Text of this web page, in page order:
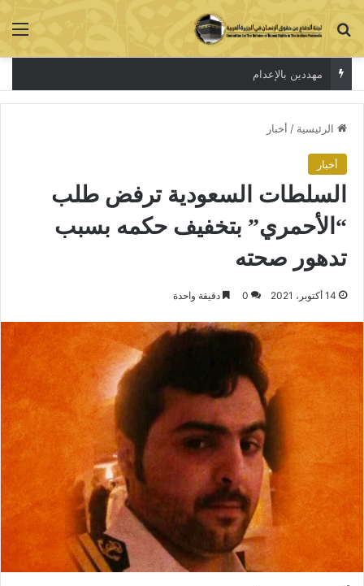
بحث عن
مهددين بالإعدام
الرئيسية / أخبار
أخبار
السلطات السعودية ترفض طلب
“الأحمري” بتخفيف حكمه بسبب
تدهور صحته
14 أكتوبر، 2021 0 دقيقة واحدة